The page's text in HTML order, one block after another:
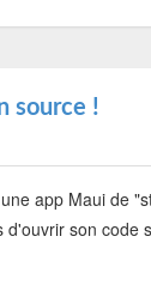
source !
app Maui de
d'ouvrir son code